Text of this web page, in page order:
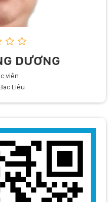
DƯƠNG
viên
Liêu